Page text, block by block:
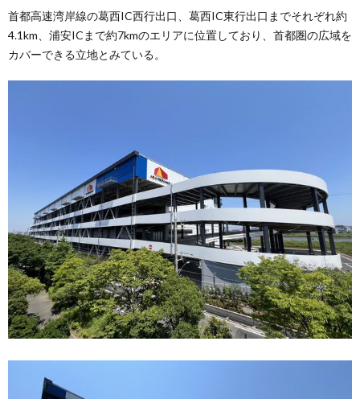
首都高速湾岸線の葛西IC西行出口、葛西IC東行出口までそれぞれ約
4.1km、浦安ICまで約7kmのエリアに位置しており、首都圏の広域を
カバーできる立地とみている。